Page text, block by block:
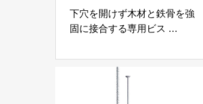
下穴を開けず木材と鉄骨を強
固に接合する専用ビス
株式会社